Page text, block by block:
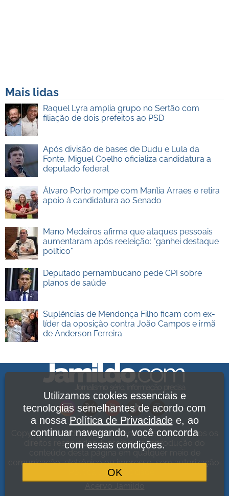
Mais lidas
Raquel Lyra amplia grupo no Sertão com
filiação de dois prefeitos ao PSD
Após divisão de bases de Dudu e Lula da
Fonte, Miguel Coelho oficializa candidatura a
deputado federal
Álvaro Porto rompe com Marília Arraes e retira
apoio à candidatura ao Senado
Mano Medeiros afirma que ataques pessoais
aumentaram após reeleição: "ganhei destaque
político"
Deputado pernambucano pede CPI sobre
planos de saúde
Suplências de Mendonça Filho ficam com ex-
líder da oposição contra João Campos e irmã
de Anderson Ferreira
Copyright Jamildo Melo Comunicações Ltda. Todos os
direitos reservados. É proibida a reprodução do
conteúdo desta página em qualquer meio de
comunicação, eletrônico ou impresso, sem autorização.
Política de Privacidade
Utilizamos cookies essenciais e
tecnologias semelhantes de acordo com
a nossa Política de Privacidadee, ao
continuar navegando, você concorda
com essas condições.
OK